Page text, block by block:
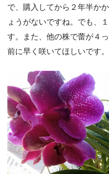
で、購入してから２年半か
ょうがないですね。でも、
す。また、他の株で蕾が４
前に早く咲いてほしいです。